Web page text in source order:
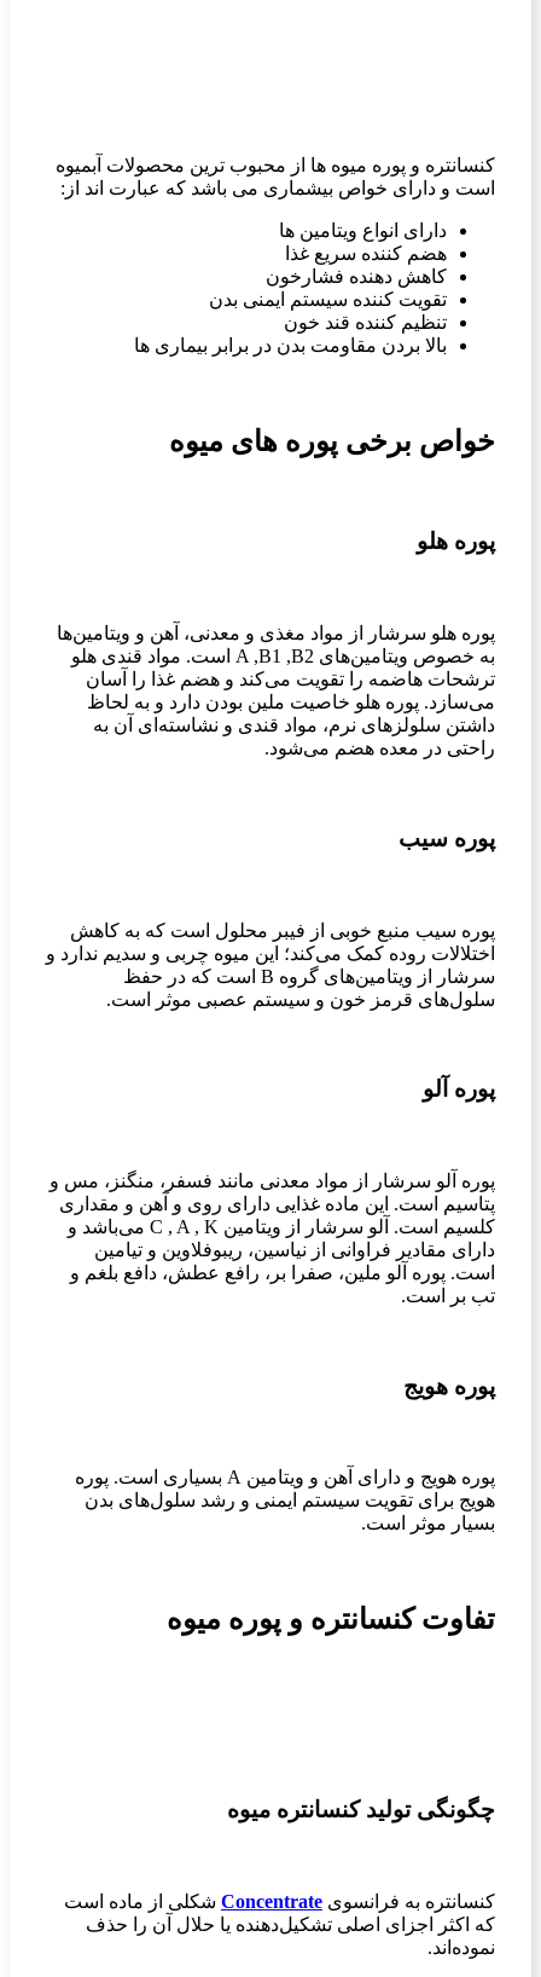
کنسانتره و پوره میوه ها از محبوب ترین محصولات آبمیوه
است و دارای خواص بیشماری می باشد که عبارت اند از:
دارای انواع ویتامین ها
هضم کننده سریع غذا
کاهش دهنده فشارخون
تقویت کننده سیستم ایمنی بدن
تنظیم کننده قند خون
بالا بردن مقاومت بدن در برابر بیماری ها
خواص برخی پوره های میوه
پوره هلو
پوره هلو سرشار از مواد مغذی و معدنی، آهن و ویتامین‌ها
به خصوص ویتامین‌های A ,B1 ,B2 است. مواد قندی هلو
ترشحات هاضمه را تقویت می‌کند و هضم غذا را آسان
می‌سازد. پوره هلو خاصیت ملین بودن دارد و به لحاظ
داشتن سلولزهای نرم، مواد قندی و نشاسته‌ای آن به
راحتی در معده هضم می‌شود.
پوره سیب
پوره سیب منبع خوبی از فیبر محلول است که به کاهش
اختلالات روده کمک می‌کند؛ این میوه چربی و سدیم ندارد و
سرشار از ویتامین‌های گروه B است که در حفظ
سلول‌های قرمز خون و سیستم عصبی موثر است.
پوره آلو
پوره آلو سرشار از مواد معدنی مانند فسفر، منگنز، مس و
پتاسیم است. این ماده غذایی دارای روی و آهن و مقداری
کلسیم است. آلو سرشار از ویتامین C , A , K می‌باشد و
دارای مقادیر فراوانی از نیاسین، ریبوفلاوین و تیامین
است. پوره آلو ملین، صفرا بر، رافع عطش، دافع بلغم و
تب بر است.
پوره هویج
پوره هویج و دارای آهن و ویتامین A بسیاری است. پوره
هویج برای تقویت سیستم ایمنی و رشد سلول‌های بدن
بسیار موثر است.
تفاوت کنسانتره و پوره میوه
چگونگی تولید کنسانتره میوه
کنسانتره به فرانسوی Concentrate شکلی از ماده است
که اکثر اجزای اصلی تشکیل‌دهنده یا حلال آن را حذف
نموده‌اند.